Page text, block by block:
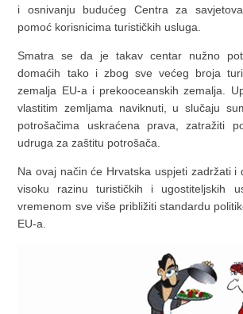
i osnivanju budućeg Centra za
pomoć korisnicima turističkih usluga.
Smatra se da je takav centar nužno
domaćih tako i zbog sve većeg broja
zemalja EU-a i prekooceanskih zemalja.
vlastitim zemljama naviknuti, u slučaju
potrošačima uskraćena prava, zatražiti
udruga za zaštitu potrošača.
Na ovaj način će Hrvatska uspjeti zadržati i
visoku razinu turističkih i ugostiteljskih
vremenom sve više približiti standardu
EU-a.